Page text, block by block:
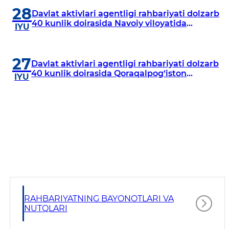
28
IYU
Davlat aktivlari agentligi rahbariyati dolzarb
40 kunlik doirasida Navoiy viloyatida
27
IYU
Davlat aktivlari agentligi rahbariyati dolzarb
40 kunlik doirasida Qoraqalpog‘iston
RAHBARIYATNING BAYONOTLARI VA
NUTQLARI